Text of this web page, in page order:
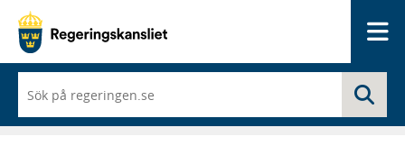
du
börjar
skriva